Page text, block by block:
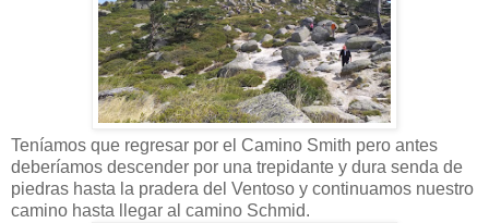
Teníamos que regresar por el Camino Smith pero antes
deberíamos descender por una trepidante y dura senda de
piedras hasta la pradera del Ventoso y continuamos nuestro
camino hasta llegar al camino Schmid.